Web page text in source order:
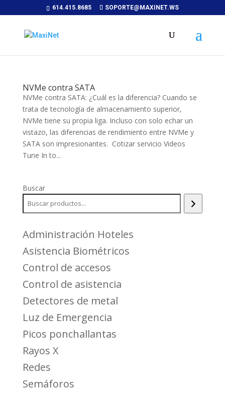
614.415.8685 SOPORTE@MAXINET.WS
NVMe contra SATA
NVMe contra SATA: ¿Cuál es la diferencia? Cuando se
trata de tecnología de almacenamiento superior,
NVMe tiene su propia liga. Incluso con solo echar un
vistazo, las diferencias de rendimiento entre NVMe y
SATA son impresionantes. Cotizar servicio Videos
Tune In to...
Buscar
Administración Hoteles
Asistencia Biométricos
Control de accesos
Control de asistencia
Detectores de metal
Luz de Emergencia
Picos ponchallantas
Rayos X
Redes
Semáforos